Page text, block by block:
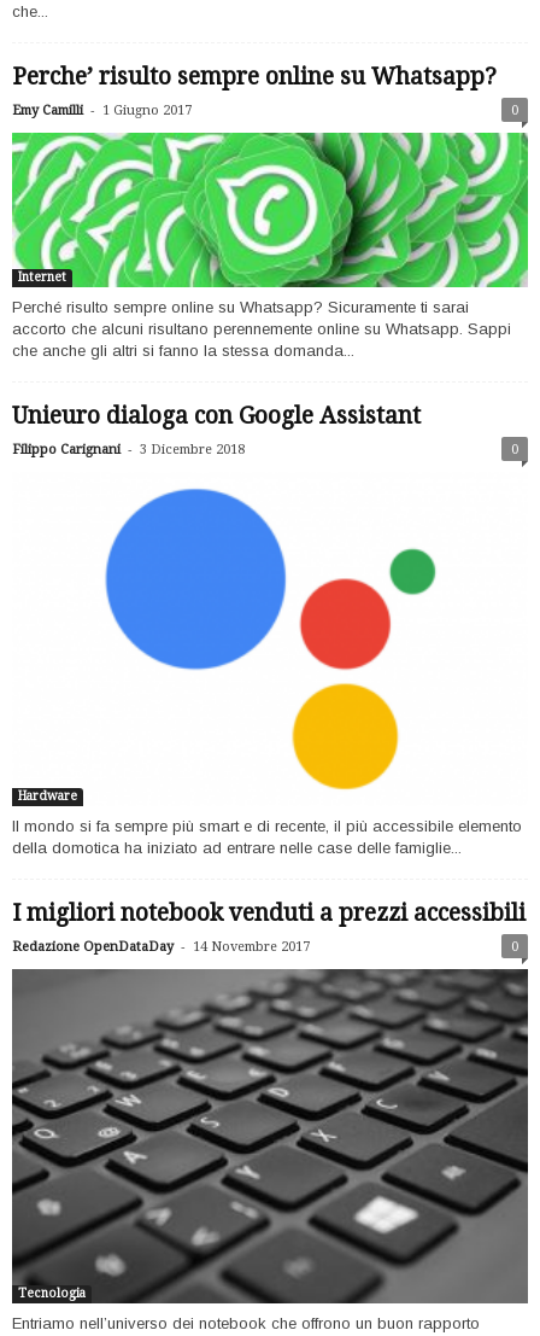
che...
Perche’ risulto sempre online su Whatsapp?
Emy Camilli - 1 Giugno 2017 0
Internet
Perché risulto sempre online su Whatsapp? Sicuramente ti sarai
accorto che alcuni risultano perennemente online su Whatsapp. Sappi
che anche gli altri si fanno la stessa domanda...
Unieuro dialoga con Google Assistant
Filippo Carignani - 3 Dicembre 2018 0
Hardware
Il mondo si fa sempre più smart e di recente, il più accessibile elemento
della domotica ha iniziato ad entrare nelle case delle famiglie...
I migliori notebook venduti a prezzi accessibili
Redazione OpenDataDay - 14 Novembre 2017 0
Tecnologia
Entriamo nell’universo dei notebook che offrono un buon rapporto